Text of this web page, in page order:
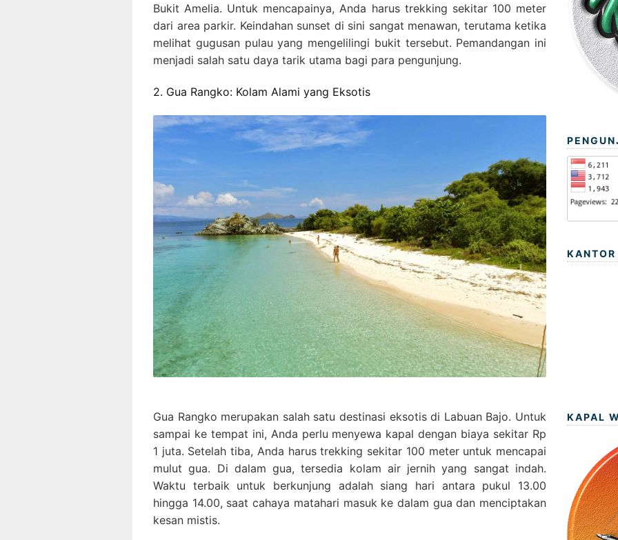
Bukit Amelia. Untuk mencapainya, Anda harus trekking sekitar 100 meter
dari area parkir. Keindahan sunset di sini sangat menawan, terutama ketika
melihat gugusan pulau yang mengelilingi bukit tersebut. Pemandangan ini
menjadi salah satu daya tarik utama bagi para pengunjung.
2. Gua Rangko: Kolam Alami yang Eksotis
Gua Rangko merupakan salah satu destinasi eksotis di Labuan Bajo. Untuk
sampai ke tempat ini, Anda perlu menyewa kapal dengan biaya sekitar Rp
1 juta. Setelah tiba, Anda harus trekking sekitar 100 meter untuk mencapai
mulut gua. Di dalam gua, tersedia kolam air jernih yang sangat indah.
Waktu terbaik untuk berkunjung adalah siang hari antara pukul 13.00
hingga 14.00, saat cahaya matahari masuk ke dalam gua dan menciptakan
kesan mistis.
KANTOR
KAPAL